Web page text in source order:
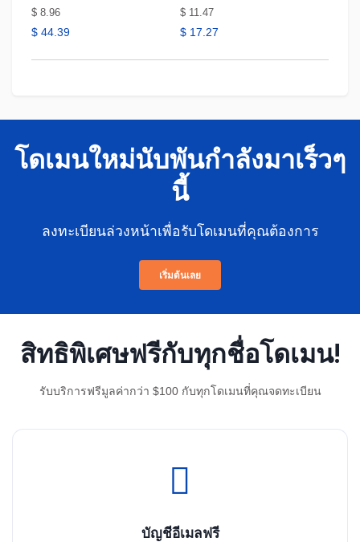
$ 8.96
$ 44.39
$ 11.47
$ 17.27
โดเมนใหม่นับพันกำลังมาเร็วๆ
นี้
ลงทะเบียนล่วงหน้าเพื่อรับโดเมนที่คุณต้องการ
เริ่มต้นเลย
สิทธิพิเศษฟรีกับทุกชื่อโดเมน!
รับบริการฟรีมูลค่ากว่า $100 กับทุกโดเมนที่คุณจดทะเบียน
บัญชีอีเมลฟรี